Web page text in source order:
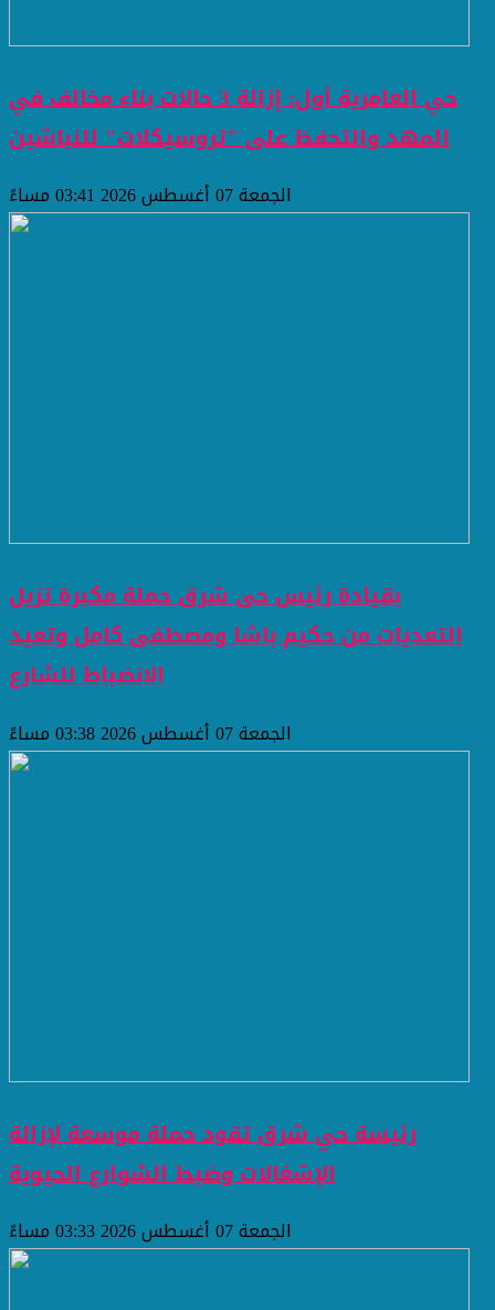
حي العامرية أول: إزالة 3 حالات بناء مخالف في
المهد والتحفظ على "تروسيكلات" للنباشين
الجمعة 07 أغسطس 2026 03:41 مساءً
بقيادة رئيس حى شرق حملة مكبرة تزيل
التعديات من حكيم باشا ومصطفى كامل وتعيد
الانضباط للشارع
الجمعة 07 أغسطس 2026 03:38 مساءً
رئيسة حي شرق تقود حملة موسعة لإزالة
الإشغالات وضبط الشوارع الحيوية
الجمعة 07 أغسطس 2026 03:33 مساءً